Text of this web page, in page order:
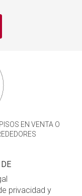
EN VENTA O
privacidad y